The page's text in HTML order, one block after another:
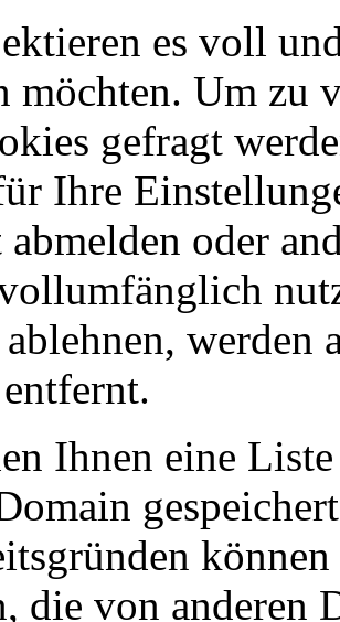
es voll
möchten. Um zu
gefragt
Ihre
oder
werden
Ihnen eine
die von anderen